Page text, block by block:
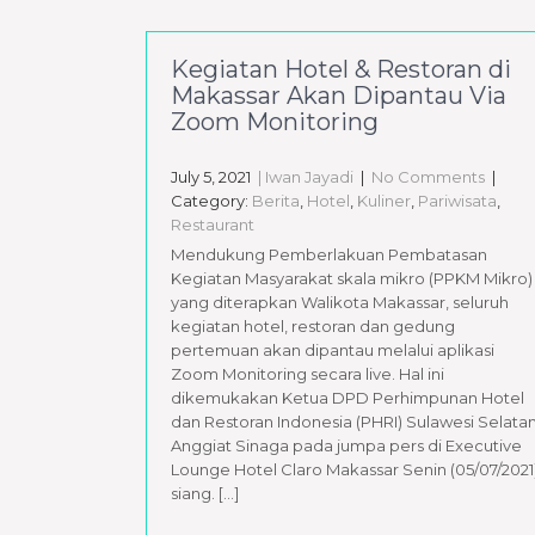
Kegiatan Hotel & Restoran di
Makassar Akan Dipantau Via
Zoom Monitoring
July 5, 2021 | Iwan Jayadi | No Comments |
Category: Berita Hotel Kuliner Pariwisata
Restaurant
Mendukung Pemberlakuan Pembatasan
Kegiatan Masyarakat skala mikro (PPKM Mikro)
yang diterapkan Walikota Makassar, seluruh
kegiatan hotel, restoran dan gedung
pertemuan akan dipantau melalui aplikasi
Zoom Monitoring secara live. Hal ini
dikemukakan Ketua DPD Perhimpunan Hotel
dan Restoran Indonesia (PHRI) Sulawesi
Anggiat Sinaga pada jumpa pers di Executive
Lounge Hotel Claro Makassar Senin (05/07/
siang. […]